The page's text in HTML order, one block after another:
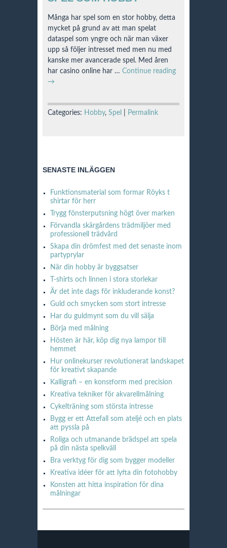
Många har spel som en stor hobby, detta
mycket på grund av att man spelat
dataspel som yngre och när man växer
upp så följer intresset med men nu med
kanske mer avancerade spel. Med åren
har casino online har … Continue reading
→
Categories: Hobby, Spel Permalink
SENASTE INLÄGGEN
Funktionsmaterial som formar Röyks t
shirtar för herr
Trygg fönsterputsning högt över marken
Förvandla skärgårdens trädmiljöer med
professionell trädvård
Skapa din drömfest med det senaste inom
partyprylar
När din hobby är byggsatser
T-shirts och linnen i stora storlekar
Är det inte dags för inkluderande konst?
Guld och smycken som stort intresse
Har du guldmynt som du vill sälja
Börja med målning
Hösten är här, köp dig nya lampor till
hemmet
Hur onlinekurser revolutionerat landskapet
för kreativt skapande
Kalligrafi – en konstform med precision
Kreativa tekniker för akvarellmålning
Cykelträning som största intresse
Bygg er ett Attefall som ateljé och en plats
att pyssla på
Roliga och utmanande brädspel att spela
på din nästa spelkväll
Bra verktyg för dig som bygger modeller
Kreativa idéer för att lyfta din fotohobby
Konsten att hitta inspiration för dina
målningar